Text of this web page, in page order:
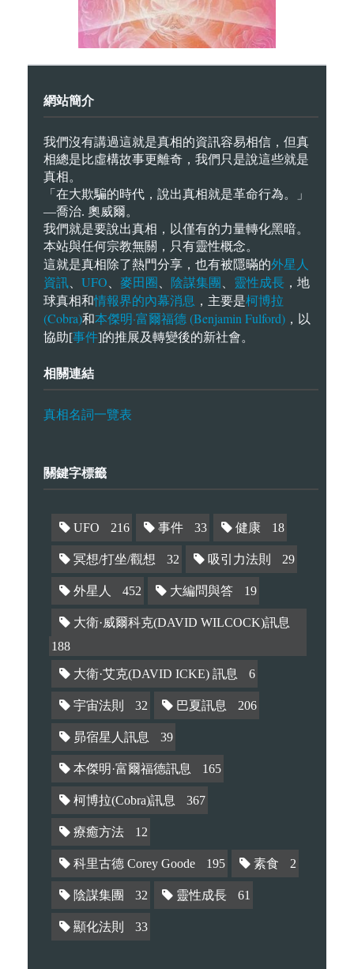
網站簡介
我們沒有講過這就是真相的資訊容易相信，但真
相總是比虛構故事更離奇，我們只是說這些就是
真相。
「在大欺騙的時代，說出真相就是革命行為。」
—喬治. 奧威爾。
我們就是要說出真相，以僅有的力量轉化黑暗。
本站與任何宗教無關，只有靈性概念。
這就是真相除了熱門分享，也有被隱暪的外星人
資訊
UFO 麥田圈 陰謀集團 靈性成長 ，地
球真相和情報界的內幕消息 ，主要是柯博拉
(Cobra)和本傑明·富爾福德 (Benjamin Fulford) ，以
協助[事件]的推展及轉變後的新社會。
相關連結
真相名詞一覽表
關鍵字標籤
UFO 216 事件 33 健康 18
冥想/打坐/觀想 32 吸引力法則 29
外星人 452 大編問與答 19
大衛·威爾科克(DAVID WILCOCK)訊息
188
大衛·艾克(DAVID ICKE) 訊息 6
宇宙法則 32 巴夏訊息 206
昴宿星人訊息 39
本傑明·富爾福德訊息 165
柯博拉(Cobra)訊息 367
療癒方法 12
科里古德 Corey Goode 195 素食 2
陰謀集團 32 靈性成長 61
顯化法則 33